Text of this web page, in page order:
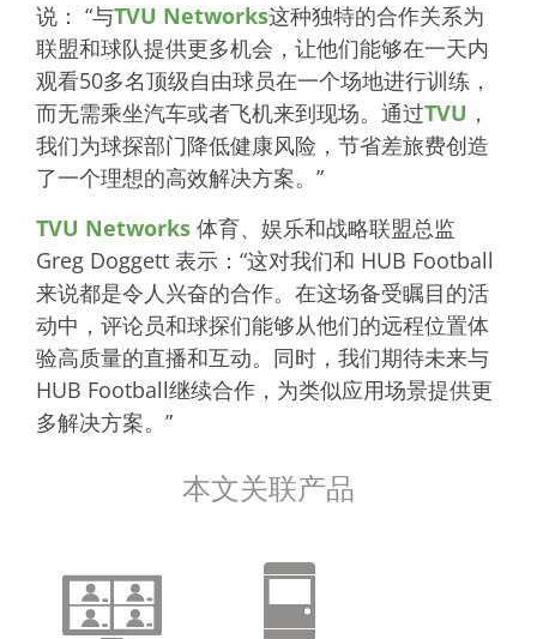
说： “与TVU Networks这种独特的合作关系为
联盟和球队提供更多机会，让他们能够在一天内
观看50多名顶级自由球员在一个场地进行训练，
而无需乘坐汽车或者飞机来到现场。通过TVU ，
我们为球探部门降低健康风险，节省差旅费创造
了一个理想的高效解决方案。”
TVU Networks 体育、娱乐和战略联盟总监
Greg Doggett 表示：“这对我们和 HUB Football
来说都是令人兴奋的合作。在这场备受瞩目的活
动中，评论员和球探们能够从他们的远程位置体
验高质量的直播和互动。同时，我们期待未来与
HUB Football继续合作，为类似应用场景提供更
多解决方案。”
本文关联产品